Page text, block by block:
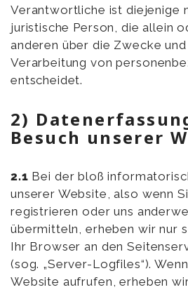
Verantwortliche ist diejenige
juristische Person, die allein
anderen über die Zwecke
Verarbeitung von
entscheidet.
2)
Besuch unserer
2.1 Bei der bloß
unserer Website, also wenn
registrieren oder uns
übermitteln, erheben wir nur
Ihr Browser an den
(sog. „Server-Logfiles“).
Website aufrufen, erheben